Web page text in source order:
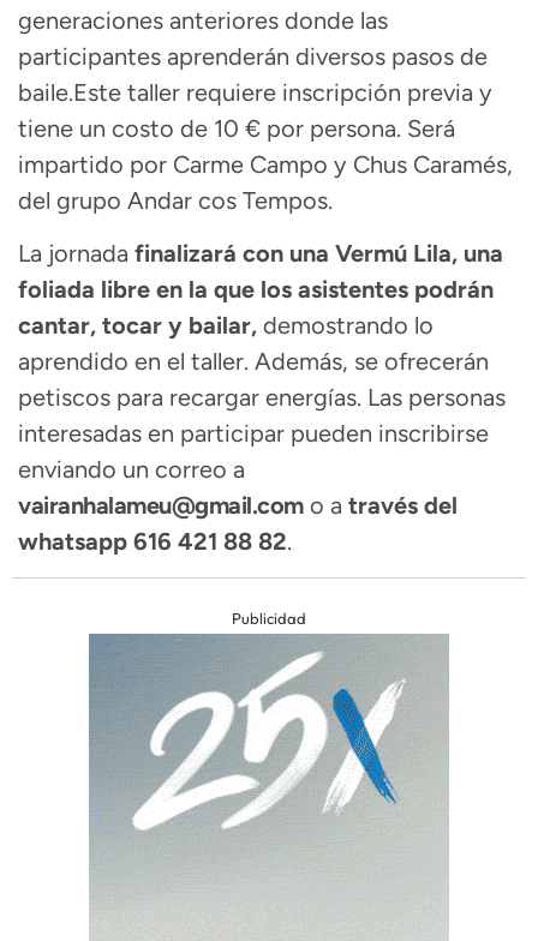
generaciones anteriores donde las
participantes aprenderán diversos pasos de
baile.Este taller requiere inscripción previa y
tiene un costo de 10 € por persona. Será
impartido por Carme Campo y Chus Caramés,
del grupo Andar cos Tempos.
La jornada finalizará con una Vermú Lila, una
foliada libre en la que los asistentes podrán
cantar, tocar y bailar, demostrando lo
aprendido en el taller. Además, se ofrecerán
petiscos para recargar energías. Las personas
interesadas en participar pueden inscribirse
enviando un correo a
vairanhalameu@gmail.como a través del
whatsapp 616 421 88 82.
Publicidad